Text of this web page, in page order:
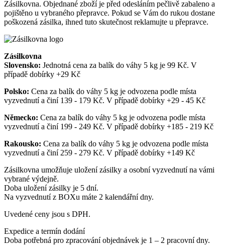
Zásilkovna. Objednané zboží je před odesláním pečlivě zabaleno a
pojištěno u vybraného přepravce. Pokud se Vám do rukou dostane
poškozená zásilka, ihned tuto skutečnost reklamujte u přepravce.
Zásilkovna
Slovensko: Jednotná cena za balík do váhy 5 kg je 99 Kč. V
případě dobírky +29 Kč
Polsko: Cena za balík do váhy 5 kg je odvozena podle místa
vyzvednutí a činí 139 - 179 Kč. V případě dobírky +29 - 45 Kč
Německo: Cena za balík do váhy 5 kg je odvozena podle místa
vyzvednutí a činí 199 - 249 Kč. V případě dobírky +185 - 219 Kč
Rakousko: Cena za balík do váhy 5 kg je odvozena podle místa
vyzvednutí a činí 259 - 279 Kč. V případě dobírky +149 Kč
Zásilkovna umožňuje uložení zásilky a osobní vyzvednutí na vámi
vybrané výdejně.
Doba uložení zásilky je 5 dní.
Na vyzvednutí z BOXu máte 2 kalendářní dny.
Uvedené ceny jsou s DPH.
Expedice a termín dodání
Doba potřebná pro zpracování objednávek je 1 – 2 pracovní dny.